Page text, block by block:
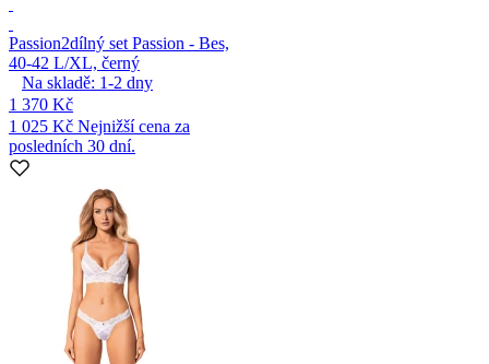
Passion2dílný set Passion - Bes,
40-42 L/XL, černý
Na skladě: 1-2 dny
1 370 Kč
1 025 Kč Nejnižší cena za
posledních 30 dní.